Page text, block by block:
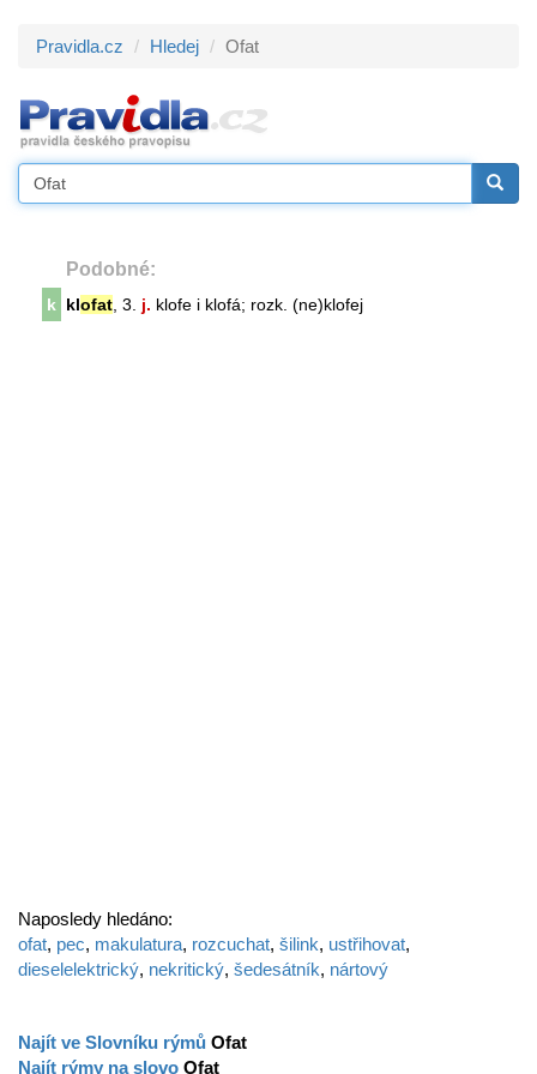
Pravidla.cz Hledej Ofat
Podobné:
k klofat , 3. j. klofe i klofá; rozk. (ne)klofej
Naposledy hledáno:
ofat, pec, makulatura, rozcuchat, šilink, ustřihovat,
dieselelektrický, nekritický, šedesátník, nártový
Najít ve Slovníku rýmů Ofat
Najít rýmy na slovo Ofat